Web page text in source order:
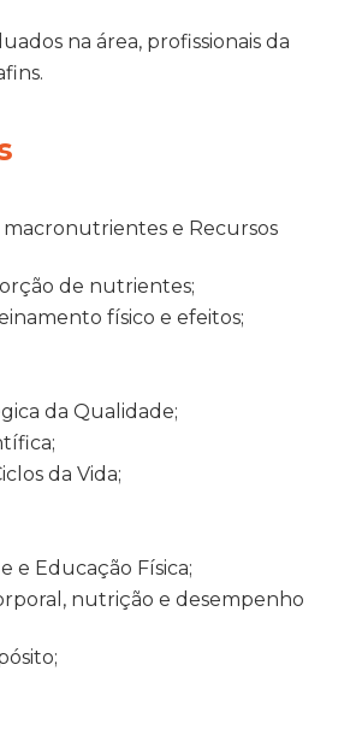
na área, profissionais da
e Recursos
de nutrientes;
físico e efeitos;
da Qualidade;
da Vida;
e Educação Física;
nutrição e desempenho